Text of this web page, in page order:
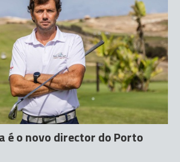
é o novo director do Porto